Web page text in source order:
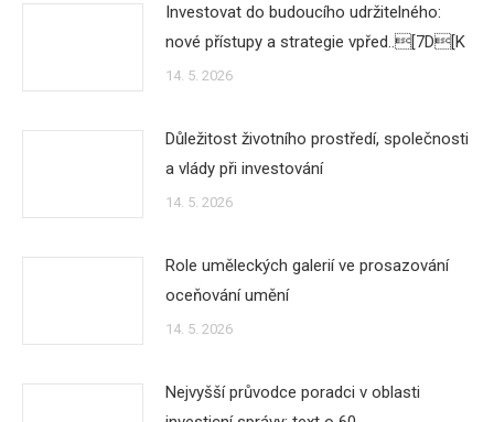
Investovat do budoucího udržitelného:
nové přístupy a strategie vpřed..[7D[K
14. 5. 2026
Důležitost životního prostředí, společnosti
a vlády při investování
14. 5. 2026
Role uměleckých galerií ve prosazování
oceňování umění
14. 5. 2026
Nejvyšší průvodce poradci v oblasti